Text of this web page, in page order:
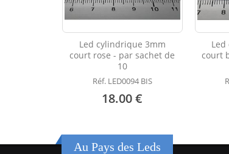
Led cylindrique 3mm
court rose - par sachet de
10
Réf. LED0094 BIS
18.00 €
court
Au Pays des Leds